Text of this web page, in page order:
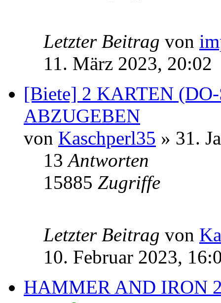
Letzter Beitrag von
11. März 2023, 20:02
[Biete] 2 KARTEN
ABZUGEBEN
von Kaschperl35 » 31.
13Antworten
15885 Zugriffe
Letzter Beitrag von
10. Februar 2023,
HAMMER AND IRON